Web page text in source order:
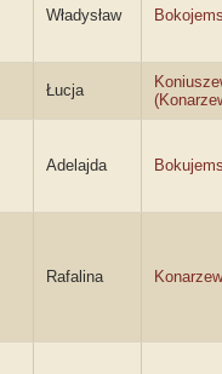
Władysław
Łucja
Adelajda
Rafalina